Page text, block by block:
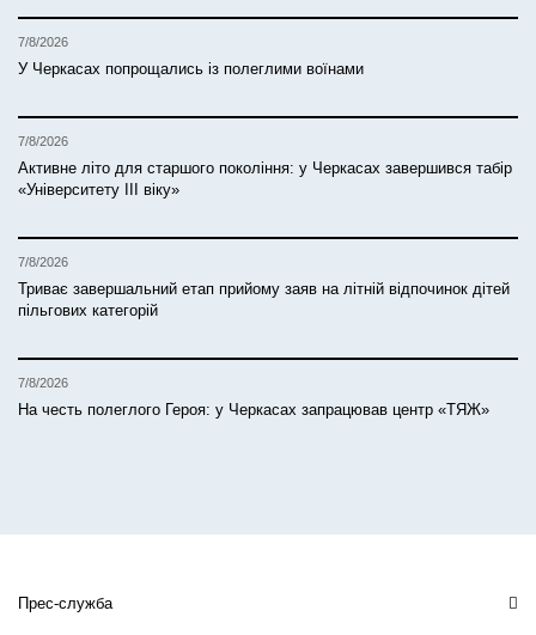
7/8/2026
У Черкасах попрощались із полеглими воїнами
7/8/2026
Активне літо для старшого покоління: у Черкасах завершився табір
«Університету ІІІ віку»
7/8/2026
Триває завершальний етап прийому заяв на літній відпочинок дітей
пільгових категорій
7/8/2026
На честь полеглого Героя: у Черкасах запрацював центр «ТЯЖ»
Прес-служба